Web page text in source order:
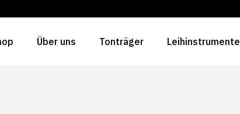
Über uns Tonträger Leihinstrumente